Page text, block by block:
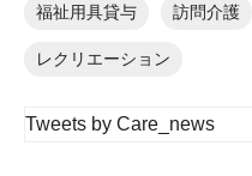
福祉用具貸与 訪問介護
レクリエーション
Tweets by Care_news